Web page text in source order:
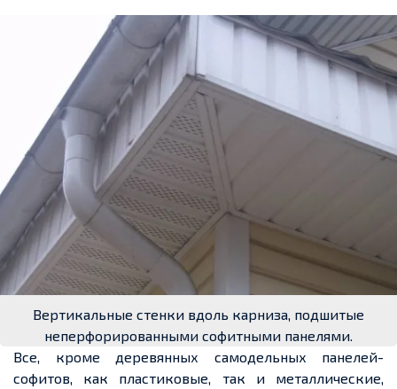
Вертикальные стенки вдоль карниза, подшитые
неперфорированными софитными панелями.
Все, кроме деревянных самодельных панелей-
софитов , как пластиковые, так и металлические,